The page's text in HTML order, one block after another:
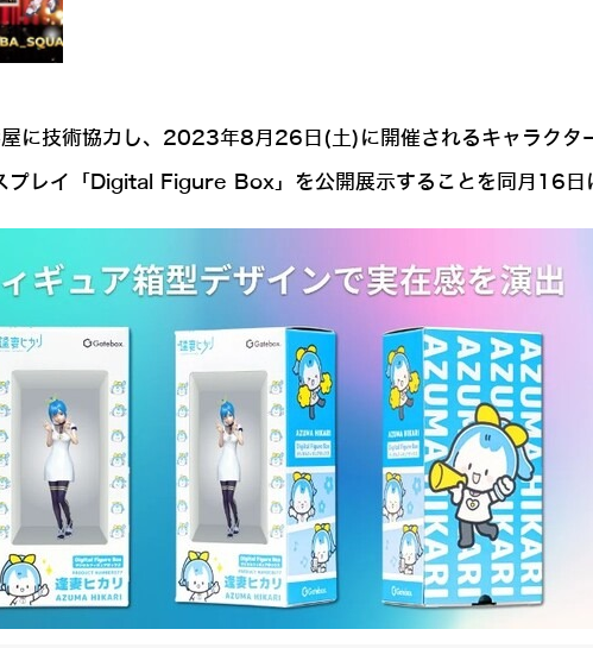
に技術協力し、2023年8月26日(土)に開催されるキャラクタ
レイ「Digital Figure Box」を公開展示することを同月16日